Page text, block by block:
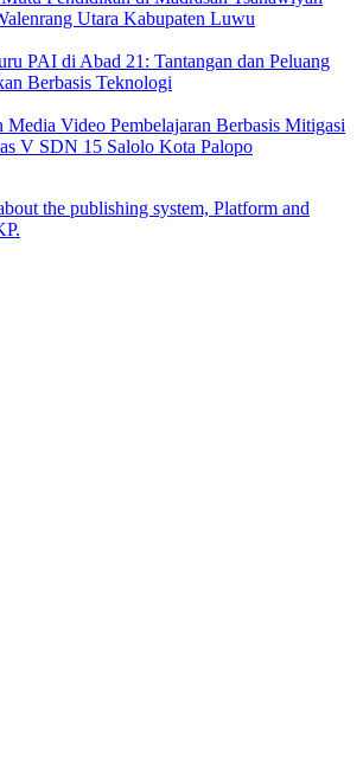
Utara Kabupaten Luwu
PAI di Abad 21: Tantangan dan Peluang
Berbasis Teknologi
Media Video Pembelajaran Berbasis Mitigasi
V SDN 15 Salolo Kota Palopo